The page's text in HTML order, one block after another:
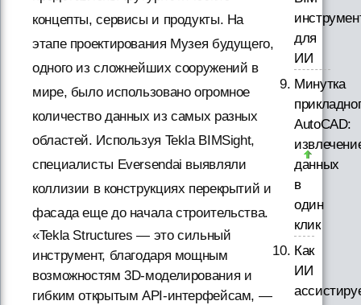
концепты, сервисы и продукты. На
этапе проектирования Музея будущего,
одного из сложнейших сооружений в
мире, было использовано огромное
количество данных из самых разных
областей. Используя Tekla BIMSight,
специалисты Eversendai выявляли
коллизии в конструкциях перекрытий и
фасада еще до начала строительства.
«Tekla Structures — это сильный
инструмент, благодаря мощным
возможностям 3D-моделирования и
гибким открытым API-интерфейсам, —
для
ИИ
Минутка
AutoCAD:
данных
в
один
клик
Как
ИИ